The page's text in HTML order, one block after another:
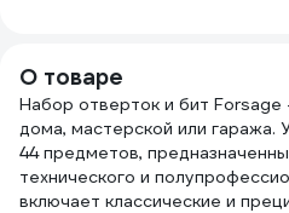
О товаре
Набор отверток и бит
дома, мастерской или гаража.
44 предметов,
технического и
включает классические и